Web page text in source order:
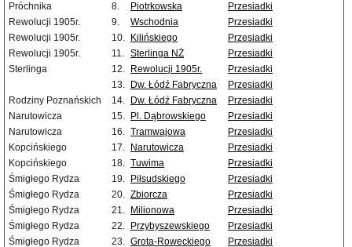
Próchnika
8. Piotrkowska
Przesiadki
Rewolucji 1905r.
9. Wschodnia
Przesiadki
Rewolucji 1905r.
10. Kilińskiego
Przesiadki
Rewolucji 1905r.
11. Sterlinga NŻ
Przesiadki
Sterlinga
12. Rewolucji 1905r.
Przesiadki
13.
Dw. Łódź Fabryczna
Przesiadki
Rodziny Poznańskich
14. Dw. Łódź Fabryczna
Przesiadki
Narutowicza
15. Pl. Dąbrowskiego
Przesiadki
Narutowicza
16. Tramwajowa
Przesiadki
Kopcińskiego
17. Narutowicza
Przesiadki
Kopcińskiego
18. Tuwima
Przesiadki
Śmigłego Rydza
19. Piłsudskiego
Przesiadki
Śmigłego Rydza
20. Zbiorcza
Przesiadki
Śmigłego Rydza
21. Milionowa
Przesiadki
Śmigłego Rydza
22. Przybyszewskiego
Przesiadki
Śmigłego Rydza
23. Grota-Roweckiego
Przesiadki